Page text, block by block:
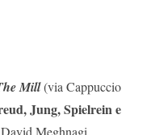
Mill(via Cappuccio
Jung, Spielrein e